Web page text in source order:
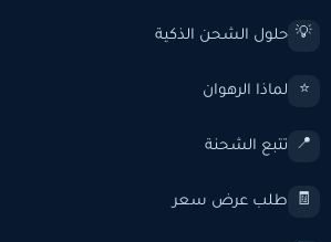
💡 حلول الشحن الذكية
⭐ لماذا الرهوان
📍 تتبع الشحنة
🧾 طلب عرض سعر